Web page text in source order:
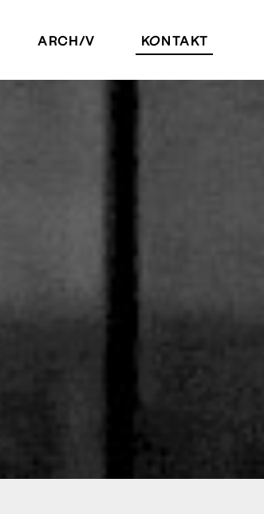
ARCHIV KONTAKT